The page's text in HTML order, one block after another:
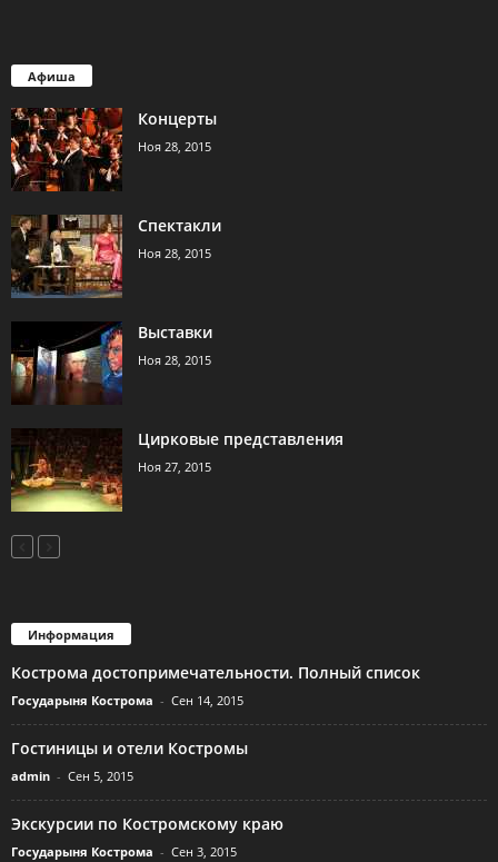
Афиша
Концерты
Ноя 28, 2015
Спектакли
Ноя 28, 2015
Выставки
Ноя 28, 2015
Цирковые представления
Ноя 27, 2015
Информация
Кострома достопримечательности. Полный список
Государыня Кострома - Сен 14, 2015
Гостиницы и отели Костромы
admin - Сен 5, 2015
Экскурсии по Костромскому краю
Государыня Кострома - Сен 3, 2015